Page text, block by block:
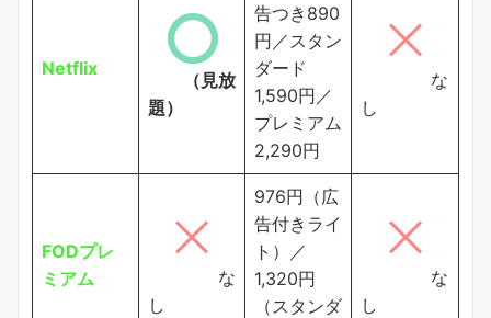
Netflix
（見放
題）
告つき890
円／スタン
ダード
1,590円／
プレミアム
2,290円
な
し
FODプレ
ミアム
な
し
976円（広
告付きライ
ト）／
1,320円
（スタンダ
な
し